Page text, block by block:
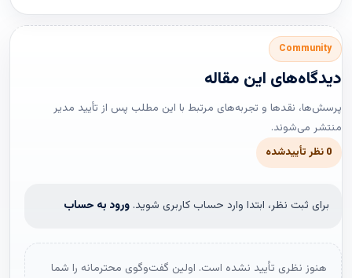
Community
دیدگاه‌های این مقاله
پرسش‌ها، نقدها و تجربه‌های مرتبط با این مطلب پس از تأیید مدیر
منتشر می‌شوند.
0 نظر تأییدشده
برای ثبت نظر، ابتدا وارد حساب کاربری شوید. ورود به حساب
هنوز نظری تأیید نشده است. اولین گفت‌وگوی محترمانه را شما